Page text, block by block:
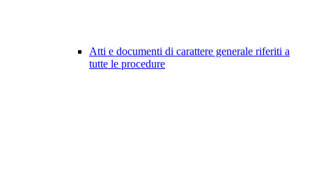
Atti e documenti di carattere generale riferiti a
tutte le procedure